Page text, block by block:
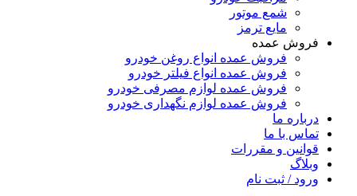
شمع موتور
مایع ترمز
فروش عمده
فروش عمده انواع روغن خودرو
فروش عمده انواع فیلتر خودرو
فروش عمده لوازم مصرفی خودرو
فروش عمده لوازم نگهداری خودرو
درباره ما
تماس با ما
قوانین و مقررات
وبلاگ
ورود / ثبت نام